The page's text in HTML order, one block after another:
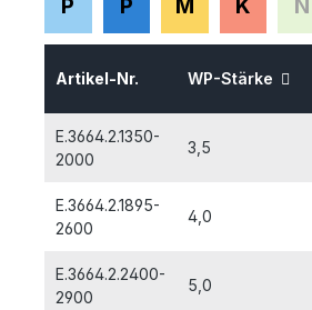
P P M K N
Artikel-Nr. WP-Stärke
E.3664.2.1350-
2000
3,5
E.3664.2.1895-
2600
4,0
E.3664.2.2400-
2900
5,0